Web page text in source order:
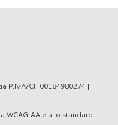
P.IVA/CF 00184980274 |
WCAG-AA e allo standard